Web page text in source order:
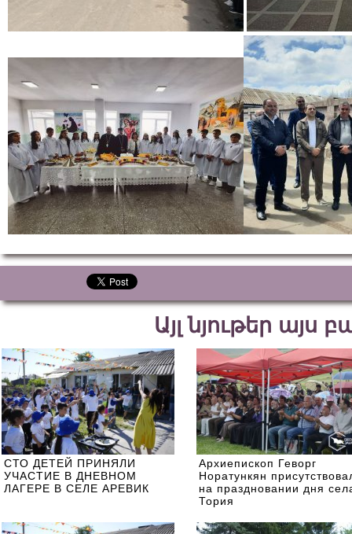
Այլ նյութեր այս
СТО ДЕТЕЙ ПРИНЯЛИ
УЧАСТИЕ В ДНЕВНОМ
ЛАГЕРЕ В СЕЛЕ АРЕВИК
Архиепископ Геворг
Норатункян
на праздновании дня
Тория